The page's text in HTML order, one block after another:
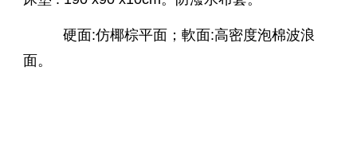
硬面:仿椰棕平面；軟面:高密度泡棉波浪
面。